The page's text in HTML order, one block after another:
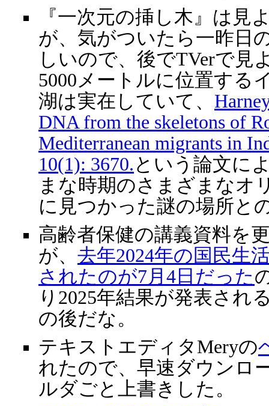
『一次元の挿し木』は見
が、気がついたら一昨日
しいので、後でTVerで見
5000メートルに位置する
湖は実在していて、
DNA from the skeletons of
Mediterranean migrants in
10(1): 3670. という論文に
まな時期のさまざまなオ
に見つかった謎の場所と
高齢者保健の講義資料を
が、 去年2024年の国民生
されたのが7月4日だった
り2025年結果が発表され
の後だな。
テキストエディタMeryの
れたので、早速ダウンロ
ルダごと上書きした。